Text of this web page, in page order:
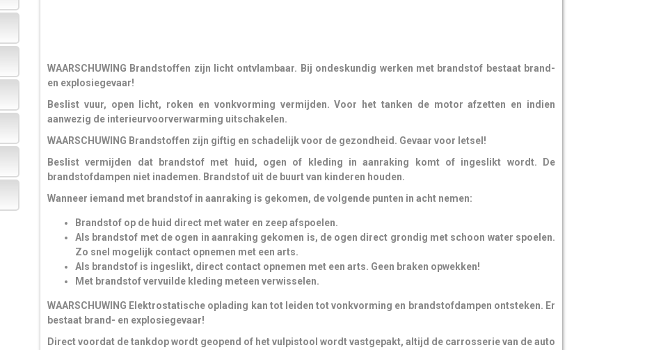
WAARSCHUWING Brandstoffen zijn licht ontvlambaar. Bij ondeskundig werken met brandstof bestaat brand-
en explosiegevaar!
Beslist vuur, open licht, roken en vonkvorming vermijden. Voor het tanken de motor afzetten en indien
aanwezig de interieurvoorverwarming uitschakelen.
WAARSCHUWING Brandstoffen zijn giftig en schadelijk voor de gezondheid. Gevaar voor letsel!
Beslist vermijden dat brandstof met huid, ogen of kleding in aanraking komt of ingeslikt wordt. De
brandstofdampen niet inademen. Brandstof uit de buurt van kinderen houden.
Wanneer iemand met brandstof in aanraking is gekomen, de volgende punten in acht nemen:
Brandstof op de huid direct met water en zeep afspoelen.
Als brandstof met de ogen in aanraking gekomen is, de ogen direct grondig met schoon water spoelen.
Zo snel mogelijk contact opnemen met een arts.
Als brandstof is ingeslikt, direct contact opnemen met een arts. Geen braken opwekken!
Met brandstof vervuilde kleding meteen verwisselen.
WAARSCHUWING Elektrostatische oplading kan tot leiden tot vonkvorming en brandstofdampen ontsteken. Er
bestaat brand- en explosiegevaar!
Direct voordat de tankdop wordt geopend of het vulpistool wordt vastgepakt, altijd de carrosserie van de auto